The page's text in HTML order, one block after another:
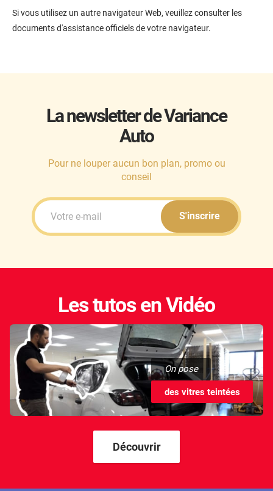
Si vous utilisez un autre navigateur Web, veuillez consulter les
documents d'assistance officiels de votre navigateur.
La newsletter de Variance
Auto
Pour ne louper aucun bon plan, promo ou
conseil
S'inscrire
Les tutos en Vidéo
On pose
des vitres teintées
Découvrir